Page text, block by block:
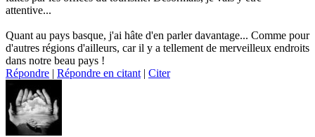
attentive...
Quant au pays basque, j'ai hâte d'en parler davantage... Comme pour
d'autres régions d'ailleurs, car il y a tellement de merveilleux endroits
dans notre beau pays !
Répondre | Répondre en citant | Citer